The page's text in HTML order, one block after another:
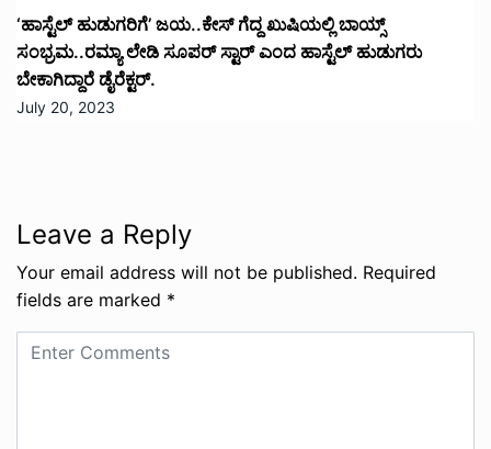
‘ಹಾಸ್ಟೆಲ್ ಹುಡುಗರಿಗೆ’ ಜಯ..ಕೇಸ್ ಗೆದ್ದ ಖುಷಿಯಲ್ಲಿ ಬಾಯ್ಸ್
ಸಂಭ್ರಮ..ರಮ್ಯಾ ಲೇಡಿ ಸೂಪರ್ ಸ್ಟಾರ್ ಎಂದ ಹಾಸ್ಟೆಲ್ ಹುಡುಗರು
ಬೇಕಾಗಿದ್ದಾರೆ ಡೈರೆಕ್ಟರ್.
July 20, 2023
Leave a Reply
Your email address will not be published. Required
fields are marked *